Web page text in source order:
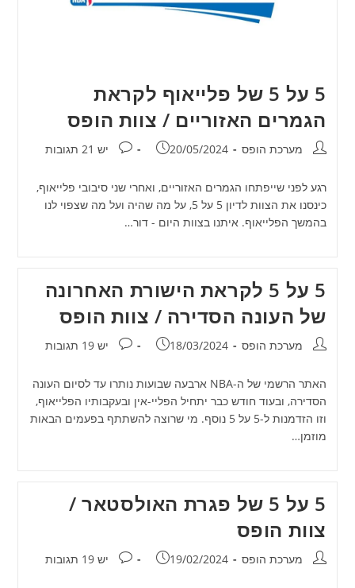
5 על 5 של פלייאוף לקראת
הגמרים האזוריים / צוות הופס
מחבר:מערכת הופס פורסם:
20/05/2024 תגובות:
יש 21 תגובות
רגע לפני שייפתחו הגמרים האזוריים, ואחרי שני סיבובי פלייאוף,
כינסנו את הצוות לדיון 5 על 5, על מה שהיה ועל מה שצפוי לנו
בהמשך הפלייאוף. איתנו בצוות היום - דור…
5 על 5 לקראת הישורת האחרונה
של העונה הסדירה / צוות הופס
מחבר:מערכת הופס פורסם:
18/03/2024 תגובות:
יש 19 תגובות
האתר הרשמי של ה-NBA ארבעה שבועות נותרו עד לסיום העונה
הסדירה, ובעוד חודש כבר יתחיל הפליי-אין ובעקבותיו הפלייאוף,
וזו הזדמנות ל-5 על 5 נוסף. מי שרוצה להשתתף בפעמים הבאות
מוזמן…
5 על 5 של פגרת האולסטאר /
צוות הופס
מחבר:מערכת הופס פורסם:
19/02/2024 תגובות:
יש 19 תגובות